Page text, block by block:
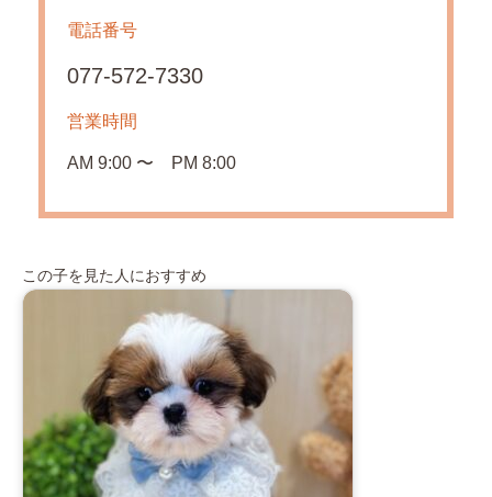
電話番号
077‐572‐7330
営業時間
AM 9:00 〜 PM 8:00
この子を見た人におすすめ